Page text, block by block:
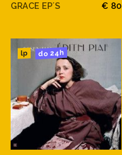
GRACE EP´S € 80
lp do 24h